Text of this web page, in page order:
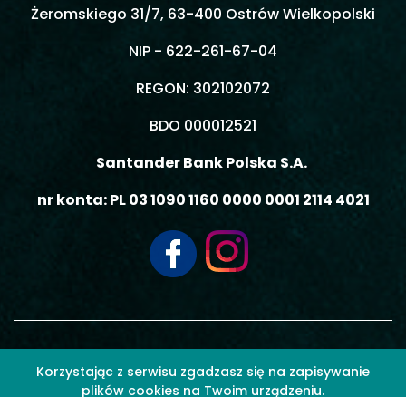
Korzystając z serwisu zgadzasz się na zapisywanie
plików cookies na Twoim urządzeniu.
Żeromskiego 31/7, 63-400 Ostrów Wielkopolski
NIP - 622-261-67-04
REGON: 302102072
BDO 000012521
Santander Bank Polska S.A.
nr konta: PL 03 1090 1160 0000 0001 2114 4021